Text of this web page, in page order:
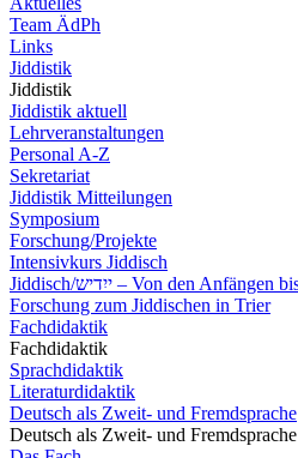
Team ÄdPh
Links
Jiddistik
Jiddistik
Jiddistik aktuell
Lehrveranstaltungen
Personal A-Z
Sekretariat
Jiddistik Mitteilungen
Symposium
Forschung/Projekte
Intensivkurs Jiddisch
Jiddisch/ייִדיש – Von den Anfängen bis zum Buchdruck 55 Jahre
Forschung zum Jiddischen in Trier
Fachdidaktik
Fachdidaktik
Sprachdidaktik
Literaturdidaktik
Deutsch als Zweit- und Fremdsprache
Deutsch als Zweit- und Fremdsprache